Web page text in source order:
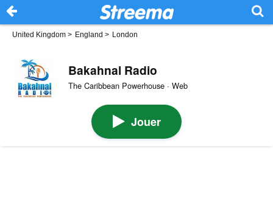
United Kingdom > England > London
Bakahnal Radio
The Caribbean Powerhouse · Web
Jouer